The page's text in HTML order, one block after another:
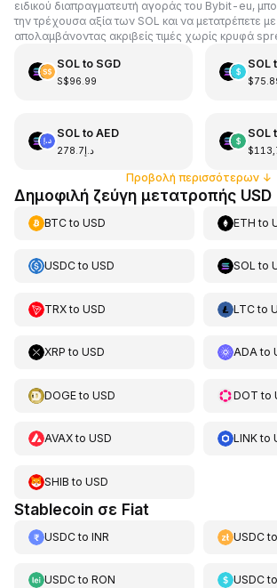
ειδικού διαπραγματευτή αγοράς του Bybit-eu,
την τρέχουσα αξία των SOL και να μετατρέπετε
απολαμβάνοντας ακριβείς τιμές χωρίς κρυφά
SOLto SGD
S$96.99
SOL
SOLto AED
د.إ278.7
SOL
Προβολή περισσότερων↓
Δημοφιλή ζεύγη μετατροπής USD
BTCto USD ETH to
USDCto USD SOL to
TRXto USD LTCto
XRP to USD ADAto
DOGEto USD DOT to
AVAXto USD LINKto
SHIB to USD
Stablecoin σε Fiat
USDCto INR USDC
USDCto RON USDC